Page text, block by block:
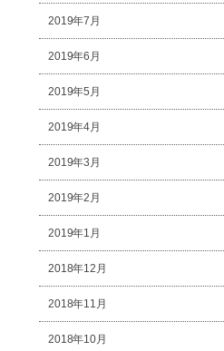
2019年7月
2019年6月
2019年5月
2019年4月
2019年3月
2019年2月
2019年1月
2018年12月
2018年11月
2018年10月